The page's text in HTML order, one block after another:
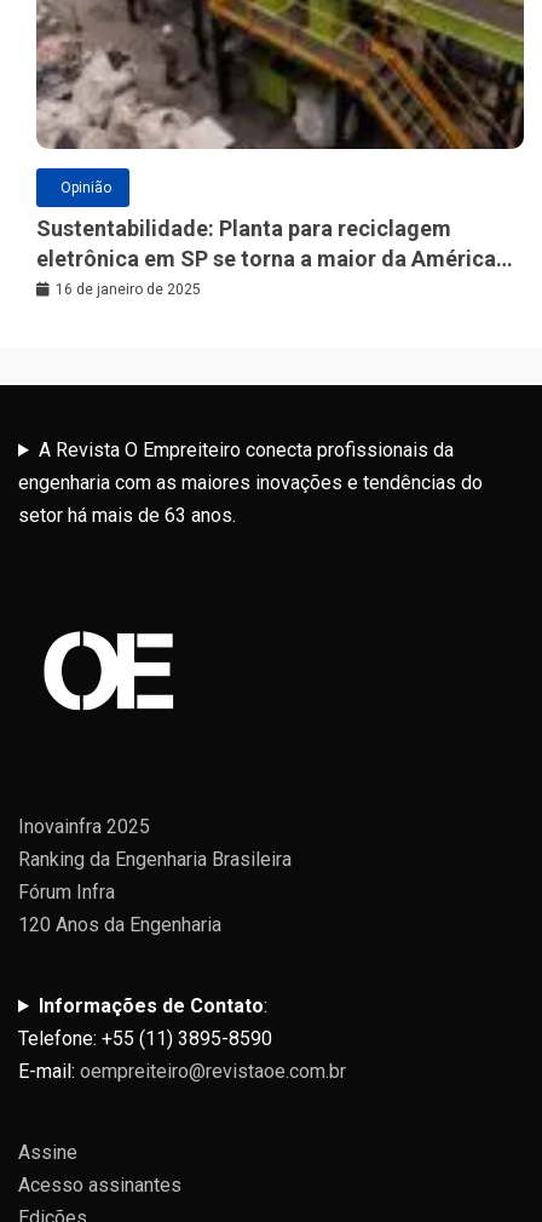
Opinião
Sustentabilidade: Planta para reciclagem
eletrônica em SP se torna a maior da América
Latina
16 de janeiro de 2025
A Revista O Empreiteiro conecta profissionais da
engenharia com as maiores inovações e tendências do
setor há mais de 63 anos.
Inovainfra 2025
Ranking da Engenharia Brasileira
Fórum Infra
120 Anos da Engenharia
Informações de Contato:
Telefone: +55 (11) 3895-8590
E-mail: oempreiteiro@revistaoe.com.br
Assine
Acesso assinantes